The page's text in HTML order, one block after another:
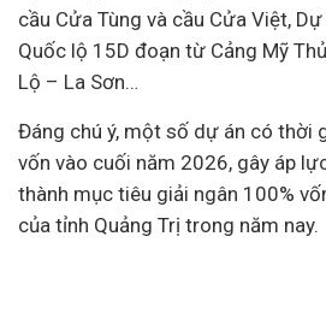
cầu Cửa Tùng và cầu Cửa Việt,
Quốc lộ 15D đoạn từ Cảng Mỹ
Lộ – La Sơn…
Đáng chú ý, một số dự án có thời
vốn vào cuối năm 2026, gây áp
thành mục tiêu giải ngân 100%
của tỉnh Quảng Trị trong năm nay.